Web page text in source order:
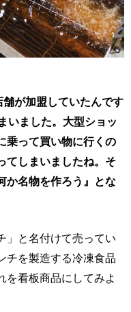
舗が加盟していたんです
いました。大型ショッ
乗って買い物に行くの
てしまいましたね。そ
か名物を作ろう』とな
」と名付けて売ってい
チを製造する冷凍食品
を看板商品にしてみよ